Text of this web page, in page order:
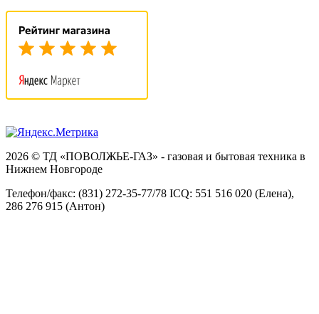
2026 © ТД «ПОВОЛЖЬЕ-ГАЗ» - газовая и бытовая техника в
Нижнем Новгороде
Телефон/факс: (831) 272-35-77/78 ICQ: 551 516 020 (Елена),
286 276 915 (Антон)